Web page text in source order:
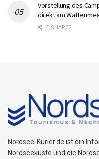
Vorstellung des
direkt am
0 SHARES
Nordsee-Kurier.de ist ein
Nordseeküste und die